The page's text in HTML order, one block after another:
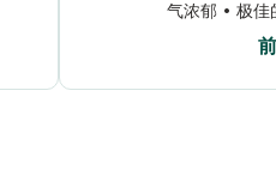
气浓郁 • 极佳